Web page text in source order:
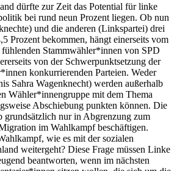
dürfte zur Zeit das Potential für linke
bei rund neun Prozent liegen. Ob nun
und die anderen (Linkspartei) drei
Prozent bekommen, hängt einerseits vom
Stammwähler*innen von SPD
von der Schwerpunktsetzung der
konkurrierenden Parteien. Weder
Sahra Wagenknecht) werden außerhalb
Wähler*innengruppe mit dem Thema
Abschiebung punkten können. Die
grundsätzlich nur in Abgrenzung zum
im Wahlkampf beschäftigen.
wie es mit der sozialen
weitergeht? Diese Frage müssen Linke
beantworten, wenn im nächsten